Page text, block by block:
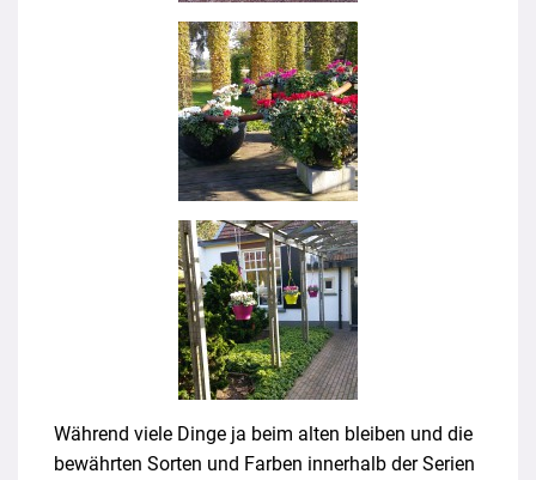
Während viele Dinge ja beim alten bleiben und die
bewährten Sorten und Farben innerhalb der Serien